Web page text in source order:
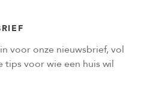
voor onze nieuwsbrief, vol
voor wie een huis wil